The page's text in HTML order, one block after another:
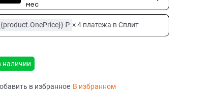
мес
₽ × 4 платежа в Сплит
наличии
в избранное В избранном